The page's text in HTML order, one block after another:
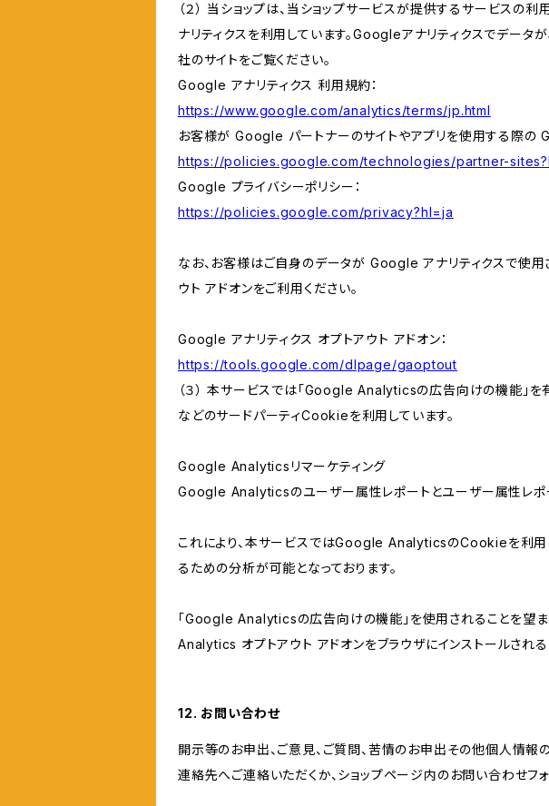
（２） 当ショップは、当ショップサービスが提供するサービス
ナリティクスを利用しています。Googleアナリティクスでデー
社のサイトをご覧ください。
Google アナリティクス 利用規約：
https://www.google.com/analytics/terms/jp.html
お客様が Google パートナーのサイトやアプリを使用する際の
https://policies.google.com/technologies/partner-
Google プライバシーポリシー：
https://policies.google.com/privacy?hl=ja
なお、お客様はご自身のデータが Google アナリティクスで使
ウト アドオンをご利用ください。
Google アナリティクス オプトアウト アドオン：
https://tools.google.com/dlpage/gaoptout
（３） 本サービスでは「Google Analyticsの広告向けの機能」
などのサードパーティCookieを利用しています。
Google Analyticsリマーケティング
Google Analyticsのユーザー属性レポートとユーザー属性レポ
これにより、本サービスではGoogle AnalyticsのCookieを利用
るための分析が可能となっております。
「Google Analyticsの広告向けの機能」を使用されることを望
Analytics オプトアウト アドオンをブラウザにインストールされる
12. お問い合わせ
開示等のお申出、ご意見、ご質問、苦情のお申出その他個人情報
連絡先へご連絡いただくか、ショップページ内のお問い合わせフ